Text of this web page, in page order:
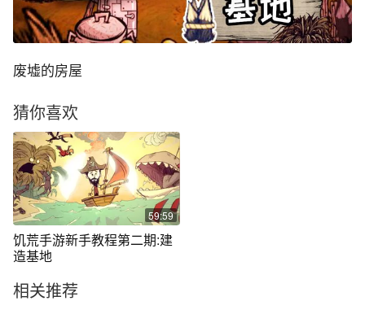
废墟的房屋
猜你喜欢
59:59
饥荒手游新手教程第二期:建
造基地
相关推荐